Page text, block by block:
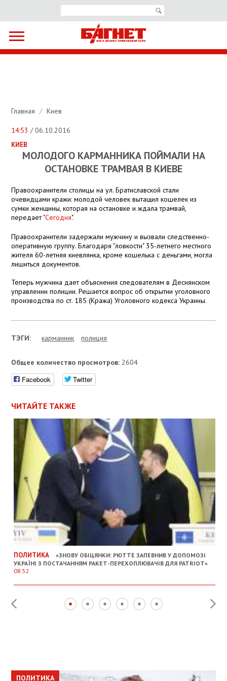
Главная / Киев
14:53 / 06.10.2016
КИЕВ
МОЛОДОГО КАРМАННИКА ПОЙМАЛИ НА
ОСТАНОВКЕ ТРАМВАЯ В КИЕВЕ
Правоохранители столицы на ул. Братиславской стали
очевидцами кражи: молодой человек вытащил кошелек из
сумки женщины, которая на остановке и ждала трамвай,
передает "Сегодня".
Правоохранители задержали мужчину и вызвали следственно-
оперативную группу. Благодаря "ловкости" 35-летнего местного
жителя 60-летняя киевлянка, кроме кошелька с деньгами, могла
лишиться документов.
Теперь мужчина дает объяснения следователям в Деснянском
управлении полиции. Решается вопрос об открытии уголовного
производства по ст. 185 (Кража) Уголовного кодекса Украины.
ТЭГИ: карманник полиция
Общее количество просмотров: 2604
Facebook Twitter
ЧИТАЙТЕ ТАКЖЕ
ПОЛИТИКА
«ЗНОВУ ОБІЦЯНКИ: РЮТТЕ ЗАПЕВНИВ У ДОПОМОЗІ
УКРАЇНІ З ПОСТАЧАННЯМ РАКЕТ-ПЕРЕХОПЛЮВАЧІВ ДЛЯ PATRIOT»
08:52
ПОЛИТИКА
ПОЛИТИКА
ОБЩЕСТВО
ПОЛИТИКА
ЭКОНОМИКА